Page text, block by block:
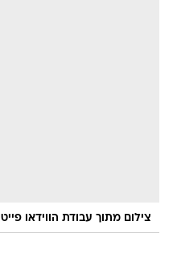
צילום מתוך עבודת הווידאו פייט